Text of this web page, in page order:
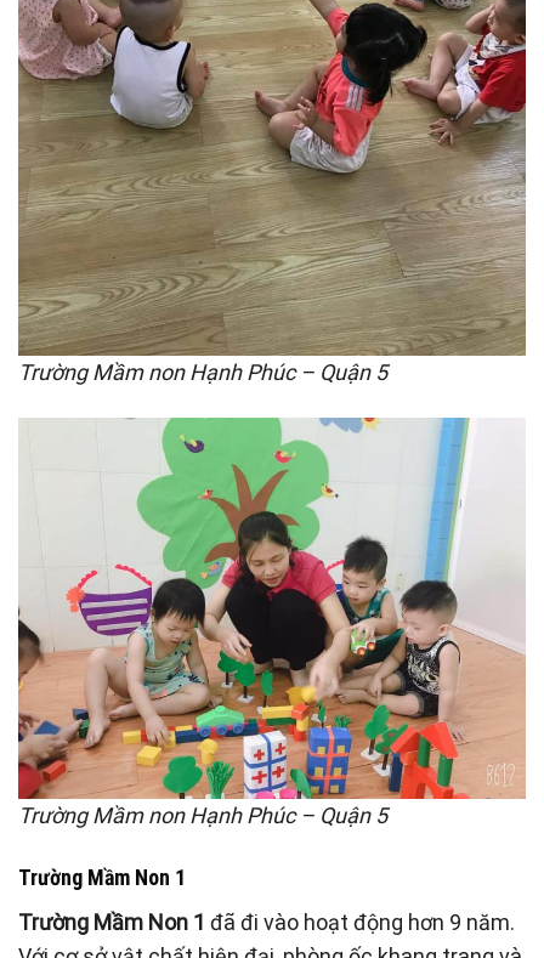
Trường Mầm non Hạnh Phúc – Quận 5
Trường Mầm non Hạnh Phúc – Quận 5
Trường Mầm Non 1
Trường Mầm Non 1 đã đi vào hoạt động hơn 9 năm.